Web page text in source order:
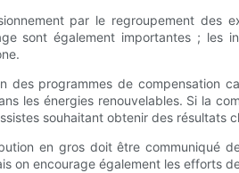
par le regroupement
sont également importantes ; les
des programmes de compensation
les énergies renouvelables. Si la
souhaitant obtenir des résultats
en gros doit être communiqué
on encourage également les efforts